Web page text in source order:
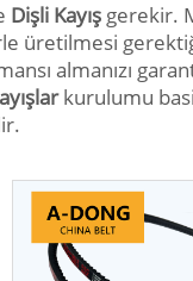
Dişli Kayış gerekir.
üretilmesi
almanızı
kurulumu